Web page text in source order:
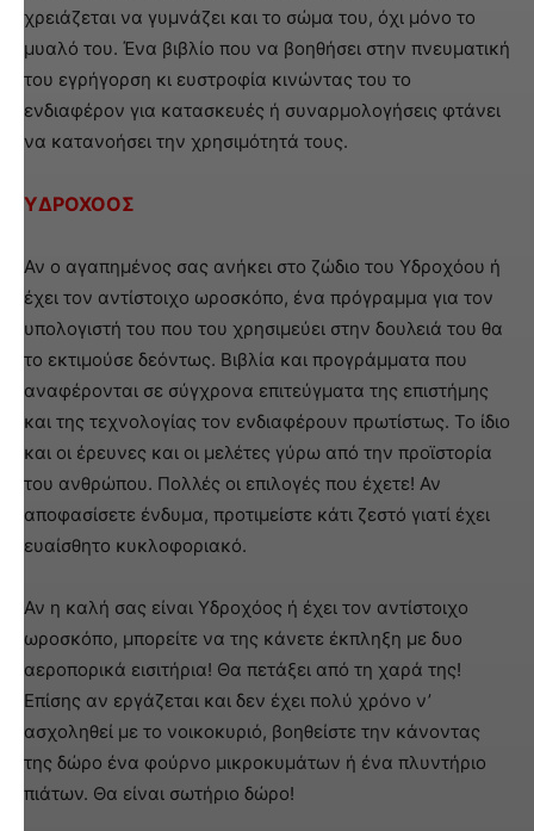
χρειάζεται να γυμνάζει και το σώμα του, όχι μόνο το
μυαλό του. Ένα βιβλίο που να βοηθήσει στην πνευματική
του εγρήγορση κι ευστροφία κινώντας του το
ενδιαφέρον για κατασκευές ή συναρμολογήσεις φτάνει
να κατανοήσει την χρησιμότητά τους.
ΥΔΡΟΧΟΟΣ
Αν ο αγαπημένος σας ανήκει στο ζώδιο του Υδροχόου ή
έχει τον αντίστοιχο ωροσκόπο, ένα πρόγραμμα για τον
υπολογιστή του που του χρησιμεύει στην δουλειά του θα
το εκτιμούσε δεόντως. Βιβλία και προγράμματα που
αναφέρονται σε σύγχρονα επιτεύγματα της επιστήμης
και της τεχνολογίας τον ενδιαφέρουν πρωτίστως. Το ίδιο
και οι έρευνες και οι μελέτες γύρω από την προϊστορία
του ανθρώπου. Πολλές οι επιλογές που έχετε! Αν
αποφασίσετε ένδυμα, προτιμείστε κάτι ζεστό γιατί έχει
ευαίσθητο κυκλοφοριακό.
Αν η καλή σας είναι Υδροχόος ή έχει τον αντίστοιχο
ωροσκόπο, μπορείτε να της κάνετε έκπληξη με δυο
αεροπορικά εισιτήρια! Θα πετάξει από τη χαρά της!
Επίσης αν εργάζεται και δεν έχει πολύ χρόνο ν’
ασχοληθεί με το νοικοκυριό, βοηθείστε την κάνοντας
της δώρο ένα φούρνο μικροκυμάτων ή ένα πλυντήριο
πιάτων. Θα είναι σωτήριο δώρο!